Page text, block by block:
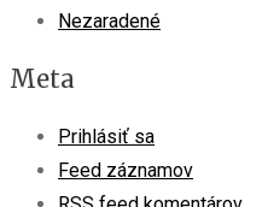
Nezaradené
Meta
Prihlásiť sa
Feed záznamov